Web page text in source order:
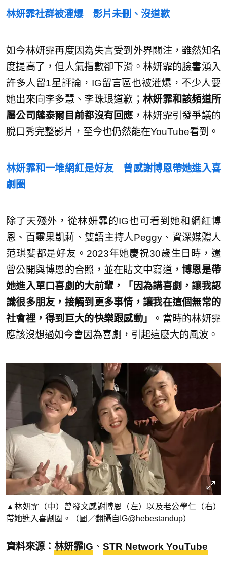
林妍霏社群被灌爆 影片未刪、沒道歉
如今林妍霏再度因為失言受到外界關注，雖然知名
度提高了，但人氣指數卻下滑。林妍霏的臉書湧入
許多人留1星評論，IG留言區也被灌爆，不少人要
她出來向李多慧、李珠珢道歉； 林妍霏和該頻道所
屬公司薩泰爾目前都沒有回應，林妍霏引發爭議的
脫口秀完整影片，至今也仍然能在YouTube看到。
林妍霏和一堆網紅是好友 曾感謝博恩帶她進入喜
劇圈
除了天殘外，從林妍霏的IG也可看到她和網紅博
恩、百靈果凱莉、雙語主持人Peggy、資深媒體人
范琪斐都是好友。2023年她慶祝30歲生日時，還
曾公開與博恩的合照，並在貼文中寫道，博恩是帶
她進入單口喜劇的大前輩，「因為講喜劇，讓我認
識很多朋友，接觸到更多事情，讓我在這個無常的
社會裡，得到巨大的快樂跟感動」
。當時的林妍霏
應該沒想過如今會因為喜劇，引起這麼大的風波。
▲林妍霏（中）曾發文感謝博恩（左）以及老公學仁（右）
帶她進入喜劇圈。（圖／翻攝自IG@hebestandup）
資料來源： 林妍霏IG 、 STR Network YouTube